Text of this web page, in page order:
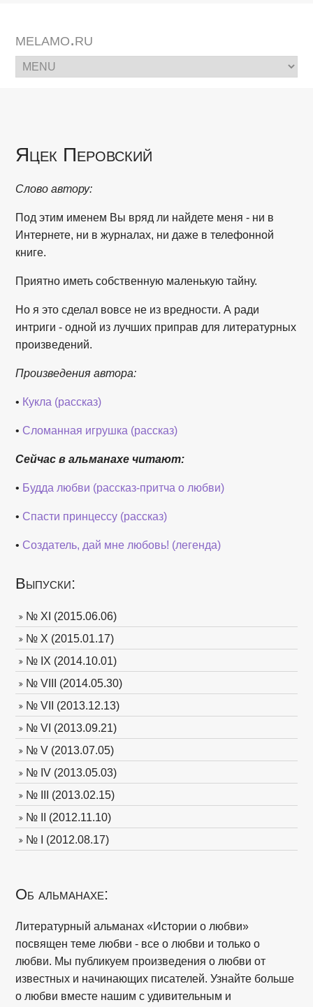
melamo.ru
Яцек Перовский
Слово автору:
Под этим именем Вы вряд ли найдете меня - ни в
Интернете, ни в журналах, ни даже в телефонной
книге.
Приятно иметь собственную маленькую тайну.
Но я это сделал вовсе не из вредности. А ради
интриги - одной из лучших приправ для литературных
произведений.
Произведения автора:
• Кукла (рассказ)
• Сломанная игрушка (рассказ)
Сейчас в альманахе читают:
• Будда любви (рассказ-притча о любви)
• Спасти принцессу (рассказ)
• Создатель, дай мне любовь! (легенда)
Выпуски:
№ XI (2015.06.06)
№ X (2015.01.17)
№ IX (2014.10.01)
№ VIII (2014.05.30)
№ VII (2013.12.13)
№ VI (2013.09.21)
№ V (2013.07.05)
№ IV (2013.05.03)
№ III (2013.02.15)
№ II (2012.11.10)
№ I (2012.08.17)
Об альманахе:
Литературный альманах «Истории о любви»
посвящен теме любви - все о любви и только о
любви. Мы публикуем произведения о любви от
известных и начинающих писателей. Узнайте больше
о любви вместе нашим с удивительным и